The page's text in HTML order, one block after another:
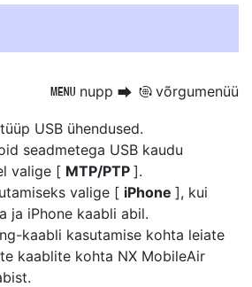
G nupp U F võrgumenüü
USB ühendused.
seadmetega USB kaudu
valige [ MTP/PTP ].
valige [ iPhone ], kui
ja iPhone kaabli abil.
kaabli kasutamise kohta leiate
kaablite kohta NX MobileAir